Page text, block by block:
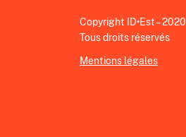
Copyright ID•Est – 2020
Tous droits réservés
Mentions légales